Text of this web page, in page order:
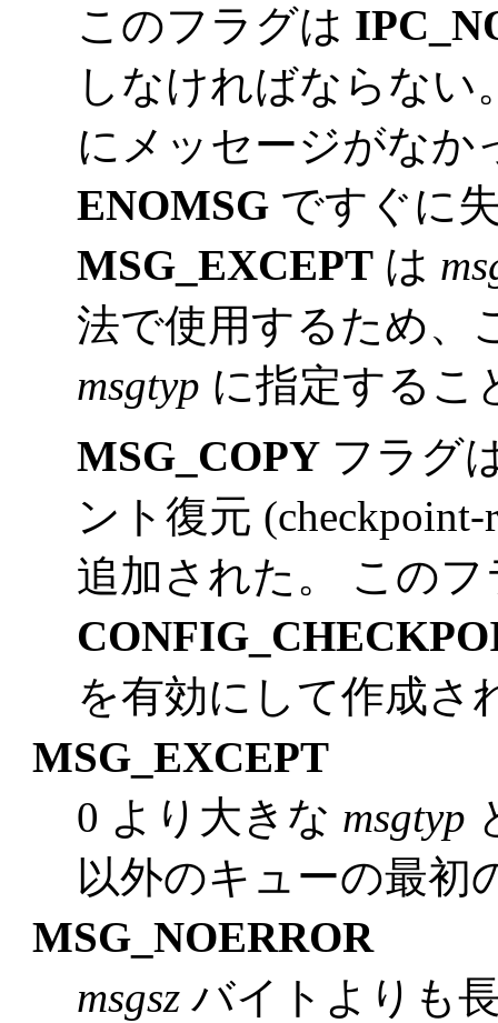
このフラグは
しなければならない
にメッセージがなか
ENOMSG ですぐに
MSG_EXCEPT は
法で使用するため、
msgtyp に指定するこ
MSG_COPY フラグ
ント復元
追加された。 この
を有効にして作成さ
MSG_EXCEPT
0 より大きな msgtyp
以外のキューの最初
MSG_NOERROR
msgsz バイトよりも